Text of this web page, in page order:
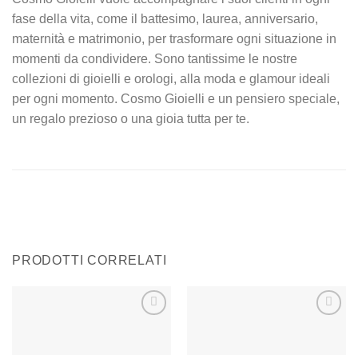
fase della vita, come il battesimo, laurea, anniversario,
maternità e matrimonio, per trasformare ogni situazione in
momenti da condividere. Sono tantissime le nostre
collezioni di gioielli e orologi, alla moda e glamour ideali
per ogni momento. Cosmo Gioielli e un pensiero speciale,
un regalo prezioso o una gioia tutta per te.
PRODOTTI CORRELATI